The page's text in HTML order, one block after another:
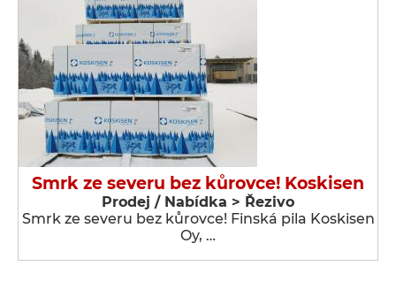
Smrk ze severu bez kůrovce! Koskisen
Prodej / Nabídka > Řezivo
Smrk ze severu bez kůrovce! Finská pila Koskisen
Oy, …